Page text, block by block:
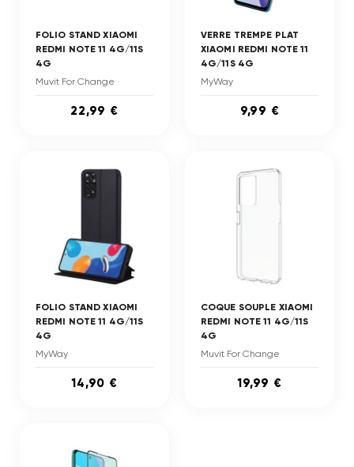
FOLIO STAND XIAOMI
REDMI NOTE 11 4G/11S
4G
Muvit For Change
22,99 €
VERRE TREMPE PLAT
XIAOMI REDMI NOTE 11
4G/11S 4G
MyWay
9,99 €
FOLIO STAND XIAOMI
REDMI NOTE 11 4G/11S
4G
MyWay
14,90 €
COQUE SOUPLE XIAOMI
REDMI NOTE 11 4G/11S
4G
Muvit For Change
19,99 €